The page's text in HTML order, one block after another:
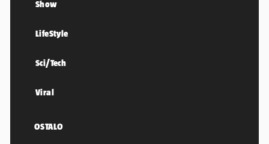
Show
LifeStyle
Sci/Tech
Viral
OSTALO